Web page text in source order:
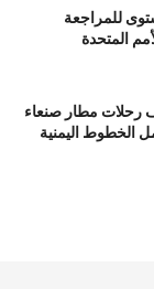
للمراجعة
المتحدة
رحلات مطار صنعاء
الخطوط اليمنية